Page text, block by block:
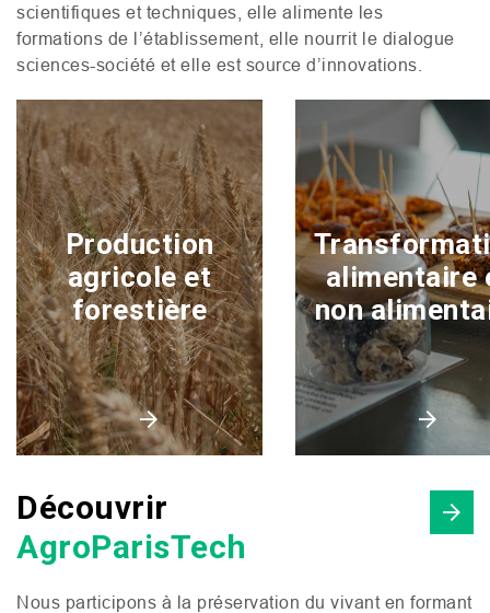
scientifiques et techniques, elle alimente les
formations de l’établissement, elle nourrit le dialogue
sciences-société et elle est source d’innovations.
Production
agricole et
forestière
alimentaire
non
Découvrir
AgroParisTech
Nous participons à la préservation du vivant en formant